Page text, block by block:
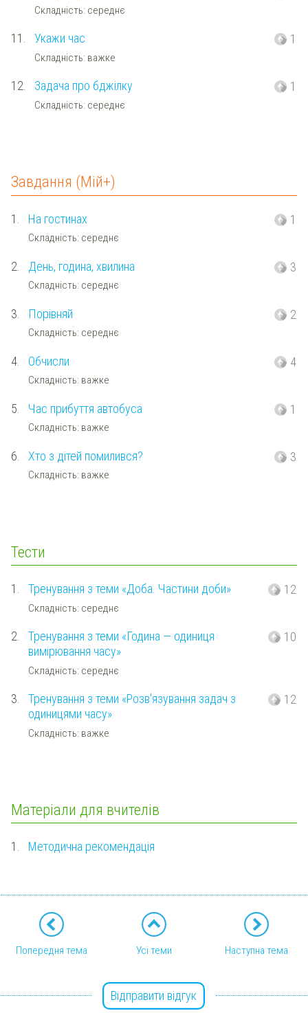
Складність: середнє
11. Укажи час
Складність: важке
1
12. Задача про бджілку
Складність: середнє
1
Завдання (Мій+)
1. На гостинах
Складність: середнє
1
2. День, година, хвилина
Складність: середнє
3
3. Порівняй
Складність: середнє
2
4. Обчисли
Складність: важке
4
5. Час прибуття автобуса
Складність: важке
1
6. Хто з дітей помилився?
Складність: важке
3
Тести
1. Тренування з теми «Доба. Частини доби»
Складність: середнє
12
2.
Тренування з теми «Година — одиниця
вимірювання часу»
Складність: середнє
10
3.
Тренування з теми «Розв'язування задач з
одиницями часу»
Складність: важке
12
Матеріали для вчителів
1. Методична рекомендація
Попередня тема Усі теми Наступна тема
Відправити відгук